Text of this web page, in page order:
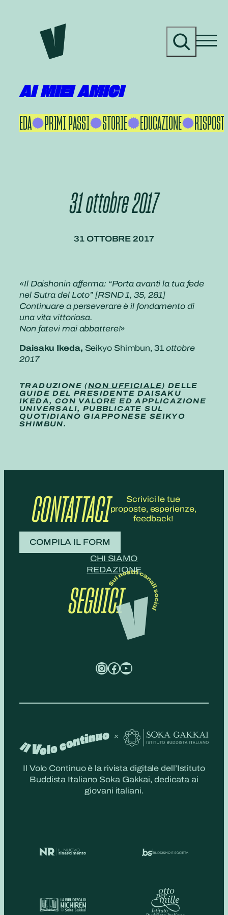
contenuto
r
AI MIEI AMICI
IKEDA PRIMI PASSI STORIE EDUCAZIONE
31 ottobre 2017
31 OTTOBRE 2017
«Il Daishonin afferma: “Porta avanti la tua fede
nel Sutra del Loto” [RSND 1, 35, 281]
Continuare a perseverare è il fondamento di
una vita vittoriosa.
Non fatevi mai abbattere!»
Daisaku Ikeda, Seikyo Shimbun, 31 ottobre
2017
TRADUZIONE (NON UFFICIALE) DELLE
GUIDE DEL PRESIDENTE DAISAKU
IKEDA, CON VALORE ED APPLICAZIONE
UNIVERSALI, PUBBLICATE SUL
QUOTIDIANO GIAPPONESE SEIKYO
SHIMBUN.
CONTATTACI
Scrivici le tue
proposte, esperienze,
feedback!
COMPILA IL FORM
CHI SIAMO
REDAZIONE
SEGUICI
InstagramFacebook YouTube
Il Volo Continuo è la rivista digitale dell’Istituto
Buddista Italiano Soka Gakkai, dedicata ai
giovani italiani.